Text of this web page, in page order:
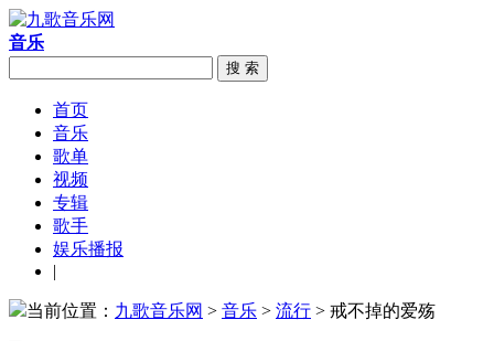
音乐
搜 索
首页
音乐
歌单
视频
专辑
歌手
娱乐播报
|
当前位置： 九歌音乐网 > 音乐 > 流行 > 戒不掉的爱殇